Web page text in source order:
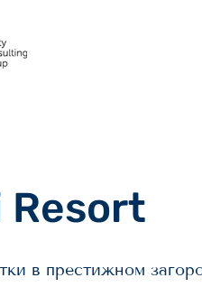
Resort
в престижном